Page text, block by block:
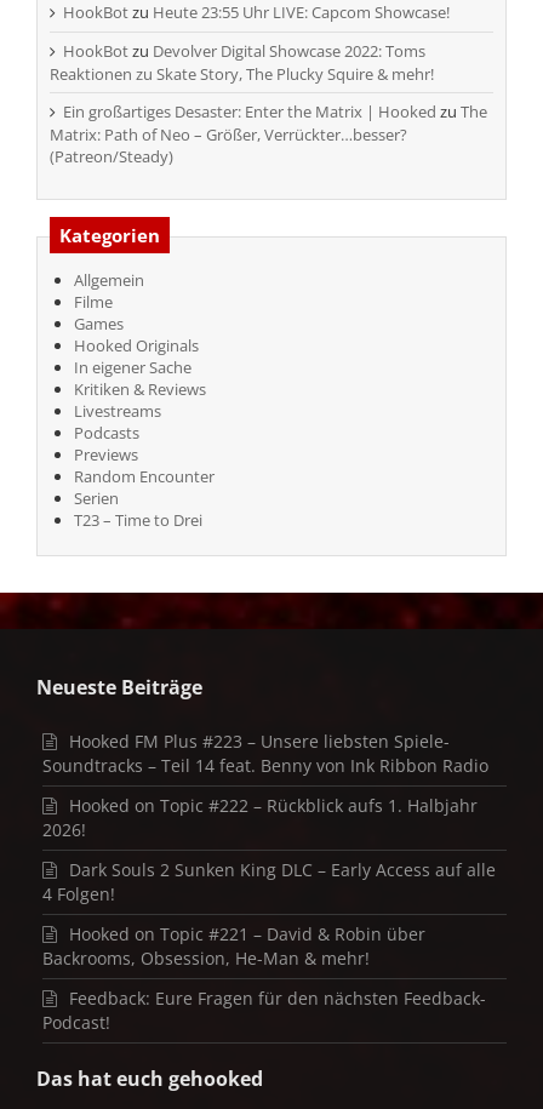
HookBotzu Heute 23:55 Uhr LIVE: Capcom Showcase!
HookBotzu Devolver Digital Showcase 2022: Toms
Reaktionen zu Skate Story, The Plucky Squire & mehr!
Ein großartiges Desaster: Enter the Matrix | Hooked zu The
Matrix: Path of Neo – Größer, Verrückter…besser?
(Patreon/Steady)
Kategorien
Allgemein
Filme
Games
Hooked Originals
In eigener Sache
Kritiken & Reviews
Livestreams
Podcasts
Previews
Random Encounter
Serien
T23 – Time to Drei
Neueste Beiträge
Hooked FM Plus #223 – Unsere liebsten Spiele-
Soundtracks – Teil 14 feat. Benny von Ink Ribbon Radio
Hooked on Topic #222 – Rückblick aufs 1. Halbjahr
2026!
Dark Souls 2 Sunken King DLC – Early Access auf alle
4 Folgen!
Hooked on Topic #221 – David & Robin über
Backrooms, Obsession, He-Man & mehr!
Feedback: Eure Fragen für den nächsten Feedback-
Podcast!
Das hat euch gehooked